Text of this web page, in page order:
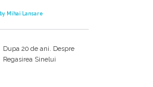
by Mihai Lansare
Dupa 20 de ani. Despre
Regasirea Sinelui